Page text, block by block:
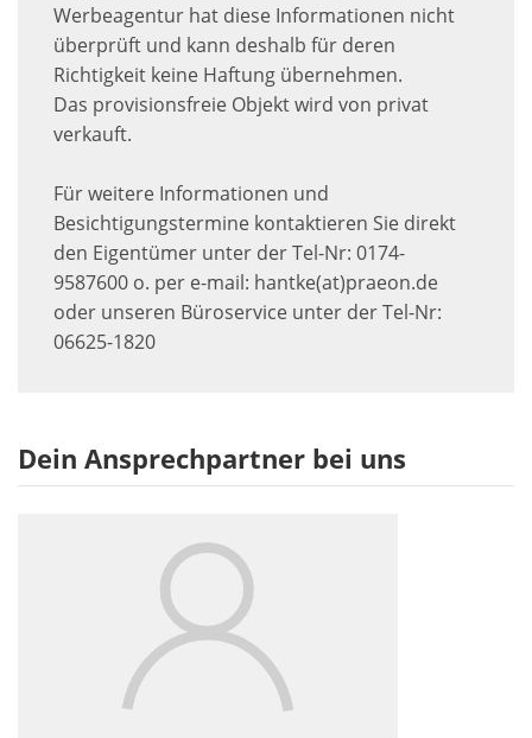
Werbeagentur hat diese Informationen nicht
überprüft und kann deshalb für deren
Richtigkeit keine Haftung übernehmen.
Das provisionsfreie Objekt wird von privat
verkauft.
Für weitere Informationen und
Besichtigungstermine kontaktieren Sie direkt
den Eigentümer unter der Tel-Nr: 0174-
9587600 o. per e-mail: hantke(at)praeon.de
oder unseren Büroservice unter der Tel-Nr:
06625-1820
Dein Ansprechpartner bei uns